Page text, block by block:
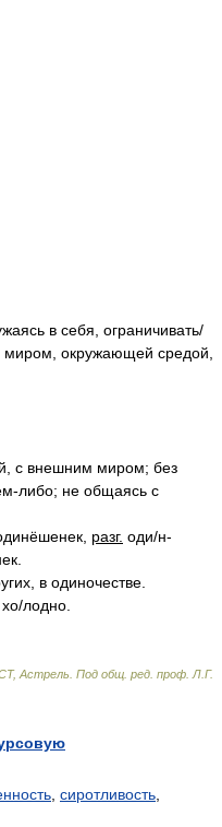
в себя, ограничивать/
миром, окружающей средой,
с внешним миром; без
либо; не общаясь с
разг. оди/н-
в одиночестве.
о/лодно.
Астрель Под общ. ред. проф. Л.Г.
сиротливость